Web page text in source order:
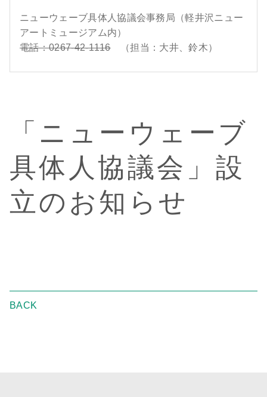
ニューウェーブ具体人協議会事務局（軽井沢ニュー
アートミュージアム内）
電話：0267-42-1116（担当：大井、鈴木）
「ニューウェーブ
具体人協議会」設
立のお知らせ
BACK